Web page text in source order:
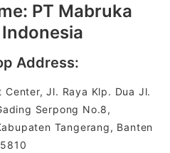
PT Mabruka
Address:
Center, Jl. Raya Klp. Dua Jl.
Serpong No.8,
Tangerang, Banten